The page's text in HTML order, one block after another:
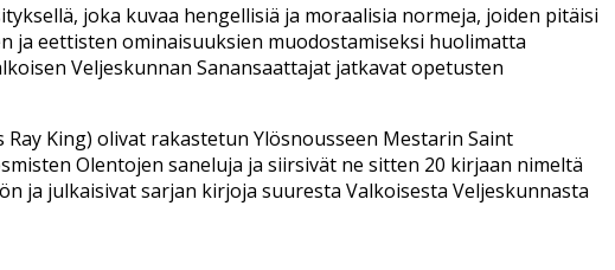
joka kuvaa hengellisiä ja moraalisia normeja, joiden pitäisi
ja eettisten ominaisuuksien muodostamiseksi huolimatta
Veljeskunnan Sanansaattajat jatkavat opetusten
Ray King) olivat rakastetun Ylösnousseen Mestarin Saint
Olentojen saneluja ja siirsivät ne sitten 20 kirjaan nimeltä
ja julkaisivat sarjan kirjoja suuresta Valkoisesta Veljeskunnasta